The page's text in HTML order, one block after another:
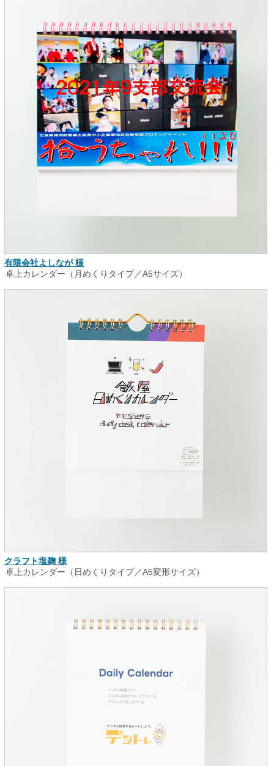
有限会社よしなが 様
卓上カレンダー（月めくりタイプ／A5サイズ）
クラフト塩麹 様
卓上カレンダー（日めくりタイプ／A5変形サイズ）